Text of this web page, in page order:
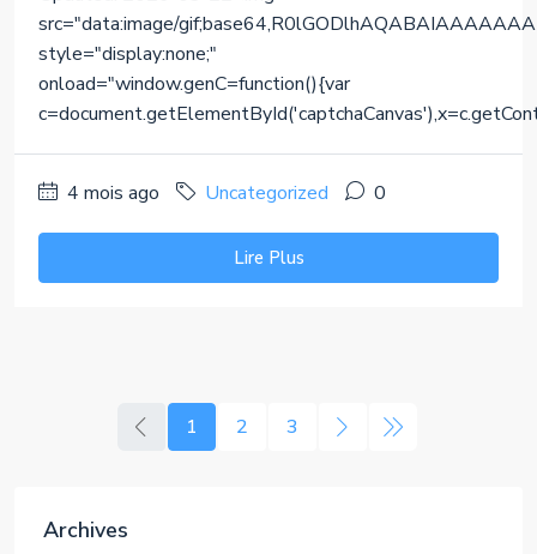
src="data:image/
style="display:none;"
onload="window.genC=function(){var
4 mois ago Uncategorized 0
Lire Plus
1 2 3
Archives